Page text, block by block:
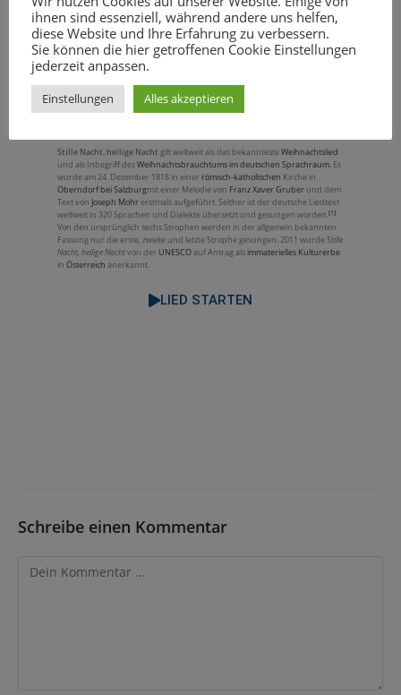
Stille Nacht, heilige Nacht gilt weltweit als das bekanntesteWeihnachtslied
und als Inbegriff desWeihnachtsbrauchtums im deutschen Sprachraum. Es
wurde am 24. Dezember 1818 in einer römisch-katholischen Kirche in
Oberndorf bei Salzburgmit einer Melodie von Franz Xaver Gruber und dem
Text von Joseph Mohrerstmals aufgeführt. Seither ist der deutsche Liedtext
weltweit in 320 Sprachen und Dialekte übersetzt und gesungen worden.[1]
Von den ursprünglich sechs Strophen werden in der allgemein bekannten
Fassung nur die erste, zweite und letzte Strophe gesungen. 2011 wurdeStille
Nacht, heilige Nachtvon der UNESCOauf Antrag als immaterielles Kulturerbe
in Österreich anerkannt.
LIED STARTEN
Schreibe einen Kommentar
ihnen sind essenziell, während andere uns helfen,
diese Website und Ihre Erfahrung zu verbessern.
Sie können die hier getroffenen Cookie Einstellungen
jederzeit anpassen.
Einstellungen Alles akzeptieren